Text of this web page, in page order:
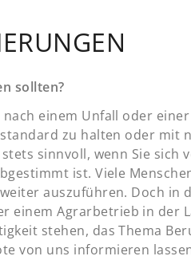
sollten?
einem Unfall oder
zu halten oder mit
sinnvoll, wenn Sie sich
ist. Viele
auszuführen. Doch in
einem Agrarbetrieb in der
stehen, das Thema
von uns informieren